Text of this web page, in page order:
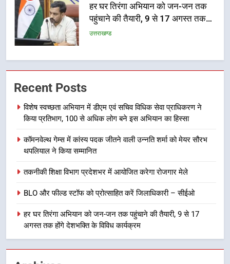
हर घर तिरंगा अभियान को जन-जन तक
पहुंचाने की तैयारी, 9 से 17 अगस्त तक
होंगे देशभक्ति के विविध कार्यक्रम
उत्तराखण्ड
6
कावड़ मेले को सकुशल रूप से संपन्न कराने
उत्तराखण्ड
मुख्यमंत्री ने तीलू रौतेली एवं आंगनबाड़ी
कार्यकत्री पुरस्कार से मातृशक्ति को किया
सम्मानित
उत्तराखण्ड
8
खेल महाकुंभ 2026ः 01 सितंबर से सजेगा
मुख्यमंत्री चौम्पियनशिप ट्रॉफी का मंच,
प्रतिभा का प्रदर्शन
उत्तराखण्ड
Recent Posts
विशेष स्वच्छता अभियान में डीएम एवं सचिव विधिक सेवा प्राधिकरण ने
किया प्रतिभाग, 100 से अधिक लोग बने इस अभियान का हिस्सा
कॉमनवेल्थ गेम्स में कांस्य पदक जीतने वाली उन्नति शर्मा को मेयर सौरभ
थपलियाल ने किया सम्मानित
तकनीकी शिक्षा विभाग प्रदेशभर में आयोजित करेगा रोजगार मेले
BLO और फील्ड स्टॉफ को प्रोत्साहित करें जिलाधिकारी – सीईओ
हर घर तिरंगा अभियान को जन-जन तक पहुंचाने की तैयारी, 9 से 17
अगस्त तक होंगे देशभक्ति के विविध कार्यक्रम